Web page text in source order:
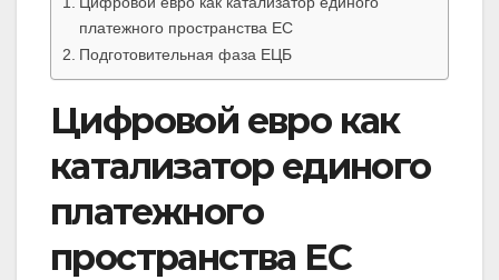
платежного пространства ЕС
Подготовительная фаза ЕЦБ
Цифровой евро как
катализатор единого
платежного
пространства ЕС